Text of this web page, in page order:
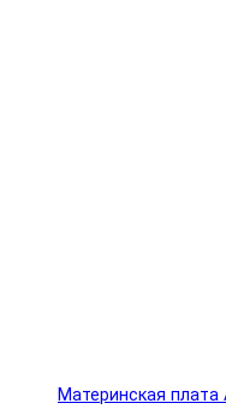
Материнская плата